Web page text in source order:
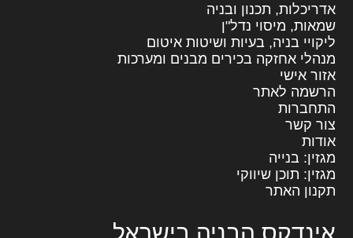
אדריכלות, תכנון ובניה
שמאות, מיסוי נדל"ן
ליקויי בניה, בעיות ושיטות איטום
מנהלי אחזקה בכירים מבנים ומערכות
אזור אישי
הרשמה לאתר
התחברות
צור קשר
אודות
מגזין: בנייה
מגזין: תוכן שיווקי
תקנון האתר
אינדקס הבניה בישראל